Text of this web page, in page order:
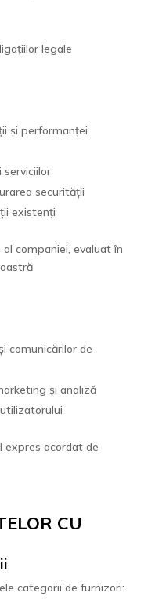
legale
și performanței
securității
existenți
companiei, evaluat în
comunicărilor de
și analiză
expres acordat de
CU
categorii de furnizori: